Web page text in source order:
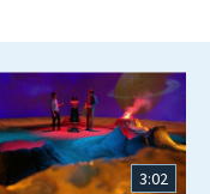
3:02